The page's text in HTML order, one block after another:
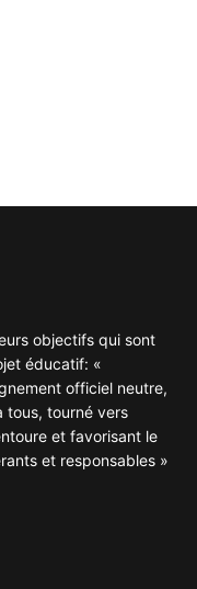
objectifs qui sont
éducatif: «
officiel neutre,
tous, tourné vers
et favorisant le
et responsables »